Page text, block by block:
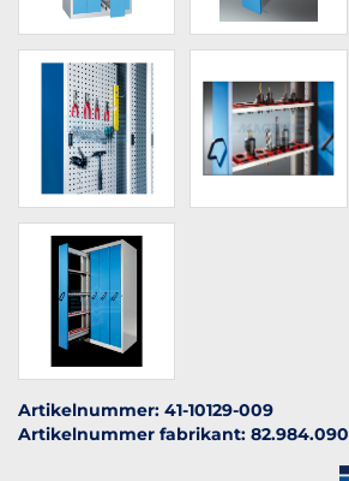
Artikelnummer: 41-10129-009
Artikelnummer fabrikant: 82.984.090